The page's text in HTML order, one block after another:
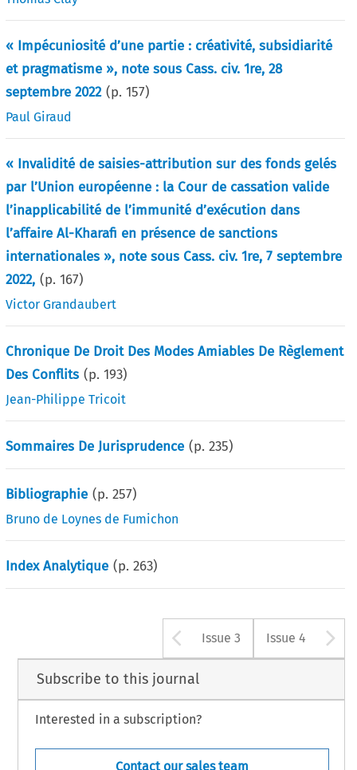
« Impécuniosité d’une partie : créativité, subsidiarité
et pragmatisme », note sous Cass. civ. 1re, 28
septembre 2022 (p.157)
Paul Giraud
« Invalidité de saisies-attribution sur des fonds gelés
par l’Union européenne : la Cour de cassation valide
l’inapplicabilité de l’immunité d’exécution dans
l’affaire Al-Kharafi en présence de sanctions
internationales », note sous Cass. civ. 1re, 7 septembre
2022, (p.167)
Victor Grandaubert
Chronique De Droit Des Modes Amiables De Règlement
Des Conflits (p.193)
Jean-Philippe Tricoit
Sommaires De Jurisprudence (p.235)
Bibliographie (p.257)
Bruno de Loynes de Fumichon
Index Analytique (p.263)
Arrow button
Issue 3 Issue 4
Subscribe to this journal
Interested in a subscription?
Contact our sales team